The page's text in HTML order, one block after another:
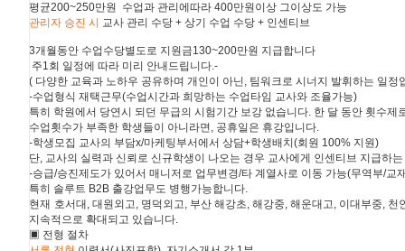
평균200~250만원 수업과 관리에따라 400만원이상 그이상도 가능
관리자 승진 시
교사 관리 수당 + 상기 수업 수당 + 인센티브
3개월동안 수업수당별도로 지원금130~200만원 지급합니다
주1회 일정에 따라 미리 안내드립니다.-
( 다양한 교육과 노하우 공유하며 개인이 아닌, 팀워크로 시너지 발휘하는 일정
-수업형식 재택근무(수업시간과 희망하는 수업타임 교사와 조율가능)
특히 학원에서 당연시 되던 무급의 시험기간 보강 없습니다. 한 달 동안 횟수제
수업횟수가 부족한 학생들이 아니라면, 공휴일은 휴강입니다.
-학생모집 교사의 부담x/마케팅부서에서 상담+학생배치(회원 100% 지원)
단, 교사의 실력과 신뢰로 신규학생이 나오는 경우 교사에게 인센티브 지급하
-승급/승진제도가 있어서 매니저로 업무변경/타 계열사로 이동 가능(무역부/교
특히 솔루트 B2B 출강업무도 병행가능합니다.
현재 호서대, 대원외고, 명덕외고, 부산 해강초, 해강중, 해운대고, 이대부중,
지속적으로 확대되고 있습니다.
▣ 전형 절차